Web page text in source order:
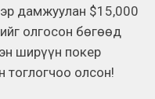
дамжуулан $15,000
олгосон бөгөөд
ширүүн покер
тоглогчоо олсон!